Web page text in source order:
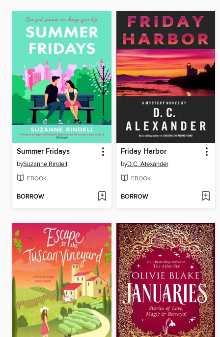
Summer Fridays
bySuzanne Rindell
EBOOK
BORROW
Friday Harbor
byD.C. Alexander
EBOOK
BORROW